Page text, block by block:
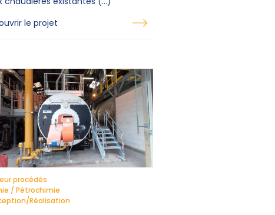
le projet
procédés
/ Pétrochimie
Réalisation